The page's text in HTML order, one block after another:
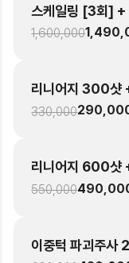
스케일링 [3회]
1,600,000
리니어지 300샷
330,000
리니어지 600샷
550,000
이중턱 파괴주